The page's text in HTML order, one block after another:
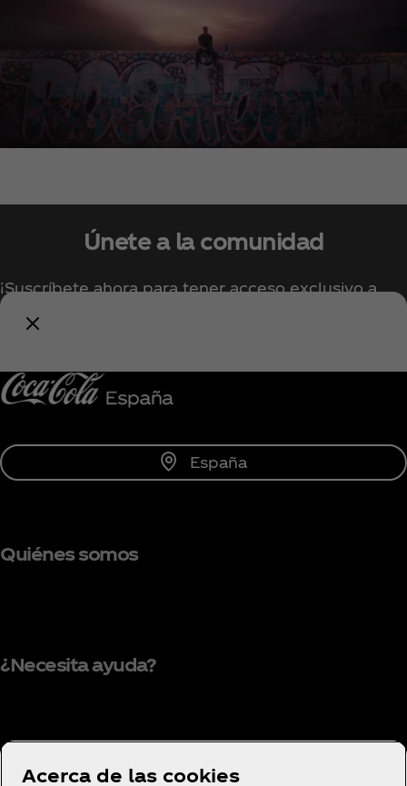
Únete a la comunidad
¡Suscríbete ahora para tener acceso exclusivo a
todo lo relacionado con Coca‑Cola!
España
Quiénes somos
¿Necesita ayuda?
Acerca de las cookies